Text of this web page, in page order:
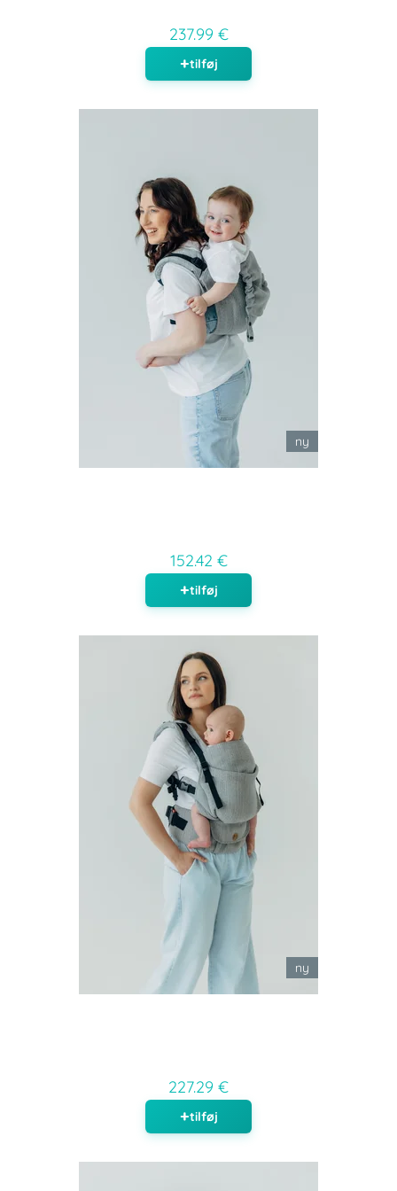
237.99 €
tilføj
ny
152.42 €
tilføj
ny
227.29 €
tilføj